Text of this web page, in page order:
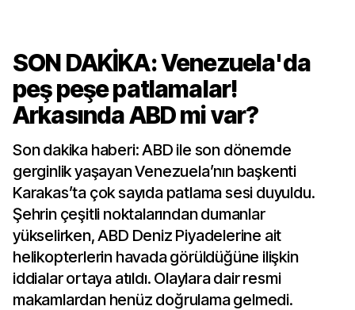
SON DAKİKA: Venezuela'da
peş peşe patlamalar!
Arkasında ABD mi var?
Son dakika haberi: ABD ile son dönemde
gerginlik yaşayan Venezuela’nın başkenti
Karakas’ta çok sayıda patlama sesi duyuldu.
Şehrin çeşitli noktalarından dumanlar
yükselirken, ABD Deniz Piyadelerine ait
helikopterlerin havada görüldüğüne ilişkin
iddialar ortaya atıldı. Olaylara dair resmi
makamlardan henüz doğrulama gelmedi.